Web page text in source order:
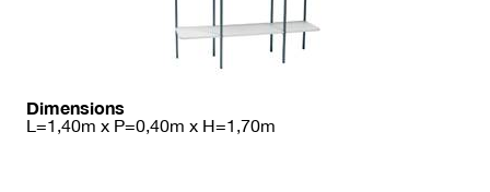
Dimensions
L=1,40m x P=0,40m x H=1,70m